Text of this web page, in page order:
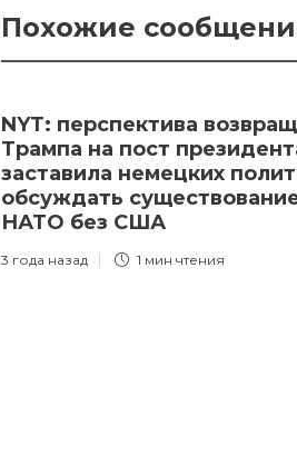
Похожие
NYT: перспектива
Трампа на пост
заставила немецких
обсуждать
НАТО без США
3 года назад 1 мин чтения